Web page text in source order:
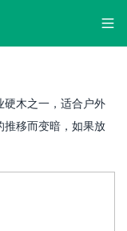
硬木之一，适合户外
推移而变暗，如果放